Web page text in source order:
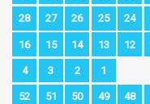
28 27 26 25 24
16 15 14 13 12
4 3 2 1
52 51 50 49 48